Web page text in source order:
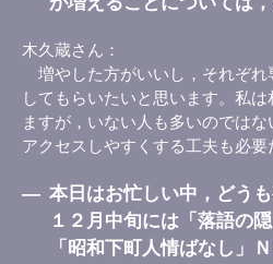
木久蔵さん
増やした方がいいし，それぞれ
してもらいたいと思います。私
ますが，いない人も多いのでは
アクセスしやすくする工夫も必要
― 本日はお忙しい中，どう
１２月中旬には「落語の
「昭和下町人情ばなし」